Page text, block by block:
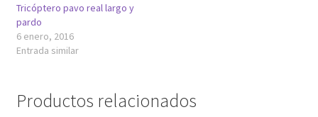
Tricóptero pavo real largo y
pardo
6 enero, 2016
Entrada similar
Productos relacionados